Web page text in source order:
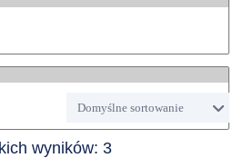
wyników: 3